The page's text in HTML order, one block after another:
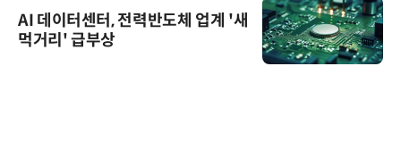
AI 데이터센터, 전력반도체 업계 '새
먹거리' 급부상